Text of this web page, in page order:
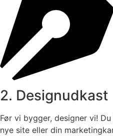
2. Designudkast
Før vi bygger, designer vi!
nye site eller din